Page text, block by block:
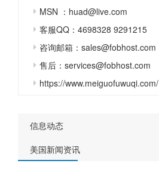
MSN ：huad@live.com
客服QQ：4698328 9291215
咨询邮箱：sales@fobhost.com
售后：services@fobhost.com
https://www.meiguofuwuqi.com/
信息动态
美国新闻资讯